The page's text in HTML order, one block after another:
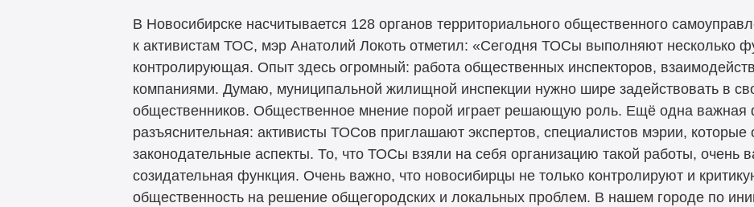
В Новосибирске насчитывается 128 органов территориального общественного
к активистам ТОС, мэр Анатолий Локоть отметил: «Сегодня ТОСы выполняют несколько
контролирующая. Опыт здесь огромный: работа общественных инспекторов,
компаниями. Думаю, муниципальной жилищной инспекции нужно шире задействовать в
общественников. Общественное мнение порой играет решающую роль. Ещё одна
разъяснительная: активисты ТОСов приглашают экспертов, специалистов мэрии,
законодательные аспекты. То, что ТОСы взяли на себя организацию такой работы, очень
созидательная функция. Очень важно, что новосибирцы не только контролируют и
общественность на решение общегородских и локальных проблем. В нашем городе по